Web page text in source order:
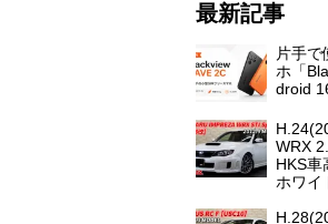
最新記事
片手で
ホ「
droid
WRX
HKS車
ホワイ